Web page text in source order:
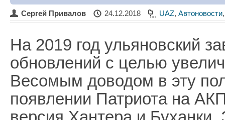
Сергей Привалов 24.12.2018 UAZ, Автоновости
На 2019 год ульяновский
обновлений с целью
Весомым доводом в эту
появлении Патриота на